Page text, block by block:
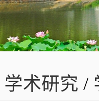
学术研究 /